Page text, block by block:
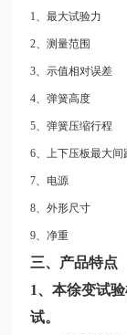
1、最大试验力
2、测量范围
3、示值相对误差
4、弹簧高度
5、弹簧压缩行程
6、上下压板最大间
7、电源
8、外形尺寸
9、净重
三、产品特点
1、本徐变试
试。